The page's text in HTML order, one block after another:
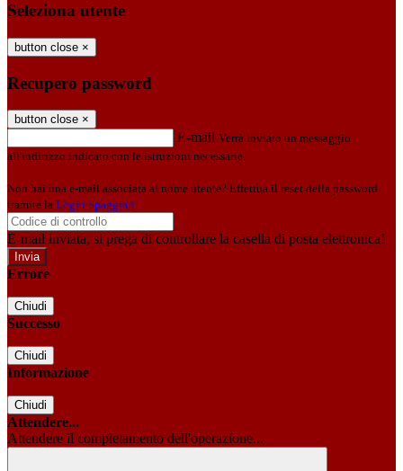
Seleziona utente
button close ×
Recupero password
button close ×
E-mail Verrà inviato un messaggio
all'indirizzo indicato con le istruzioni necessarie.
Non hai una e-mail associata al nome utente? Effettua il reset della password
tramite la Login Spaggiari
E-mail inviata, si prega di controllare la casella di posta elettronica!
Errore
Chiudi
Successo
Chiudi
Informazione
Chiudi
Attendere...
Attendere il completamento dell'operazione...